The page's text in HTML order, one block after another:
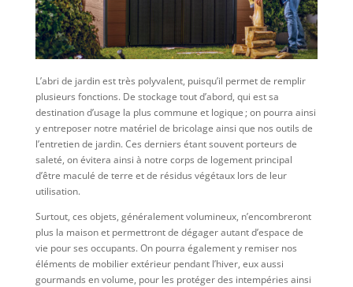
L’abri de jardin est très polyvalent, puisqu’il permet de remplir
plusieurs fonctions. De stockage tout d’abord, qui est sa
destination d’usage la plus commune et logique ; on pourra ainsi
y entreposer notre matériel de bricolage ainsi que nos outils de
l’entretien de jardin. Ces derniers étant souvent porteurs de
saleté, on évitera ainsi à notre corps de logement principal
d’être maculé de terre et de résidus végétaux lors de leur
utilisation.
Surtout, ces objets, généralement volumineux, n’encombreront
plus la maison et permettront de dégager autant d’espace de
vie pour ses occupants. On pourra également y remiser nos
éléments de mobilier extérieur pendant l’hiver, eux aussi
gourmands en volume, pour les protéger des intempéries ainsi